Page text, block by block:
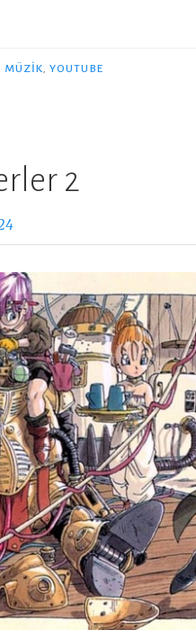
MÜZIK ,YOUTUBE
2